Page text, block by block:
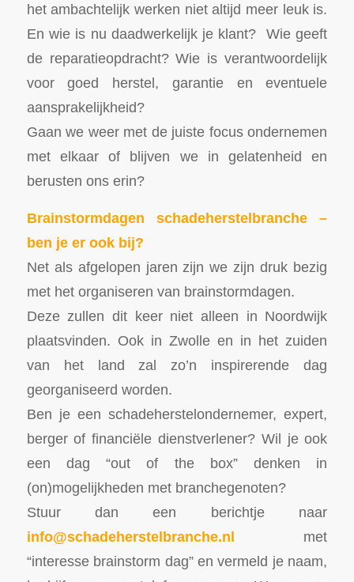
het ambachtelijk werken niet altijd meer leuk is.
En wie is nu daadwerkelijk je klant? Wie geeft
de reparatieopdracht? Wie is verantwoordelijk
voor goed herstel, garantie en eventuele
aansprakelijkheid?
Gaan we weer met de juiste focus ondernemen
met elkaar of blijven we in gelatenheid en
berusten ons erin?
Brainstormdagen schadeherstelbranche –
ben je er ook bij?
Net als afgelopen jaren zijn we zijn druk bezig
met het organiseren van brainstormdagen.
Deze zullen dit keer niet alleen in Noordwijk
plaatsvinden. Ook in Zwolle en in het zuiden
van het land zal zo’n inspirerende dag
georganiseerd worden.
Ben je een schadeherstelondernemer, expert,
berger of financiële dienstverlener? Wil je ook
een dag “out of the box” denken in
(on)mogelijkheden met branchegenoten?
Stuur dan een berichtje naar
info@schadeherstelbranche.nl
met
“interesse brainstorm dag” en vermeld je naam,